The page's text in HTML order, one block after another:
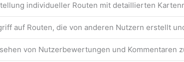
individueller Routen mit detaillierten
auf Routen, die von anderen Nutzern erstellt
von Nutzerbewertungen und Kommentaren